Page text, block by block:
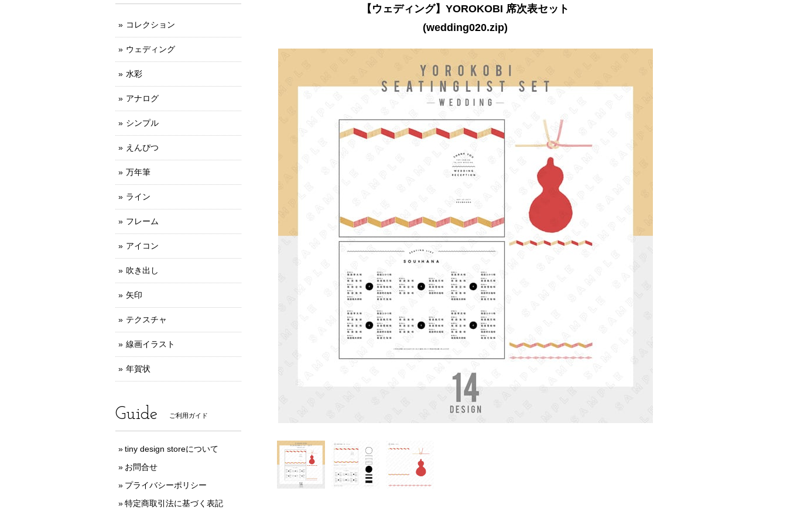
【ウェディング】YOROKOBI 席次表セット
(wedding020.zip)
コレクション
ウェディング
水彩
アナログ
シンプル
えんぴつ
万年筆
ライン
フレーム
アイコン
吹き出し
矢印
テクスチャ
線画イラスト
年賀状
Guide ご利用ガイド
tiny design storeについて
お問合せ
プライバシーポリシー
特定商取引法に基づく表記